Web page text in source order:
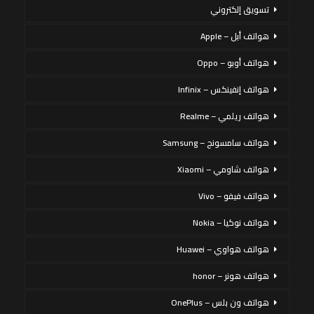
تسويق إلكتروني
هواتف أبل – Apple
هواتف أوبو – Oppo
هواتف إنفينكس – Infinix
هواتف ريلمي – Realme
هواتف سامسونج – Samsung
هواتف شاومي – Xiaomi
هواتف فيفو – Vivo
هواتف نوكيا – Nokia
هواتف هواوي – Huawei
هواتف هونر – honor
هواتف ون بلس – OnePlus